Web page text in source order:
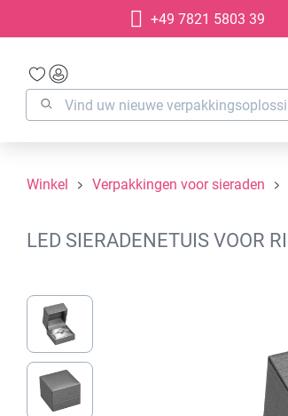
Ga naar de hoofdnavigatie
+49 7821 5803 39
Winkel Verpakkingen voor sieraden
LED SIERADENETUIS VOOR
Afbeeldingengalerij overslaan